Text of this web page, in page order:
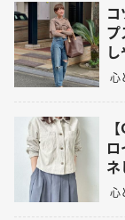
し
心
ネ
心